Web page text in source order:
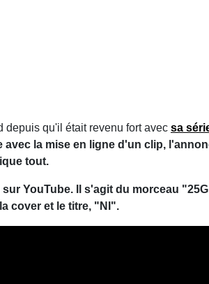
depuis qu'il était revenu fort avec sa
la mise en ligne d'un clip,
tout.
YouTube. Il s'agit du morceau
cover et le titre, "NI".